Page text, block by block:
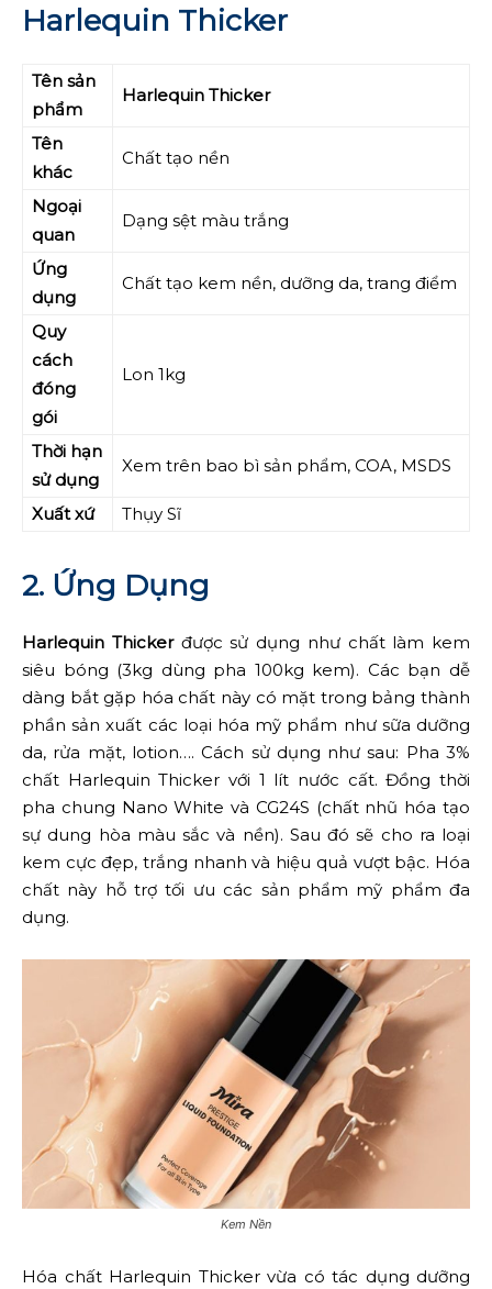
Harlequin Thicker
Tên sản
phẩm
Harlequin Thicker
Tên
khác
Chất tạo nền
Ngoại
quan
Dạng sệt màu trắng
Ứng
dụng
Chất tạo kem nền, dưỡng da, trang điểm
Quy
cách
đóng
gói
Lon 1kg
Thời hạn
sử dụng
Xem trên bao bì sản phẩm, COA, MSDS
Xuất xứ Thụy Sĩ
2. Ứng Dụng
Harlequin Thickerđược sử dụng như chất làm kem
siêu bóng (3kg dùng pha 100kg kem). Các bạn dễ
dàng bắt gặp hóa chất này có mặt trong bảng thành
phần sản xuất các loại hóa mỹ phẩm như sữa dưỡng
da, rửa mặt, lotion…. Cách sử dụng như sau: Pha 3%
chất Harlequin Thicker với 1 lít nước cất. Đồng thời
pha chung Nano White và CG24S (chất nhũ hóa tạo
sự dung hòa màu sắc và nền). Sau đó sẽ cho ra loại
kem cực đẹp, trắng nhanh và hiệu quả vượt bậc. Hóa
chất này hỗ trợ tối ưu các sản phẩm mỹ phẩm đa
dụng.
Kem Nền
Hóa chất Harlequin Thicker vừa có tác dụng dưỡng